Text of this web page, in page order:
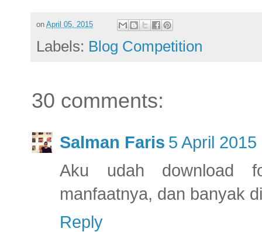
on April 05, 2015
Labels: Blog Competition
30 comments:
Salman Faris 5 April
Aku udah download
manfaatnya, dan banyak
Reply